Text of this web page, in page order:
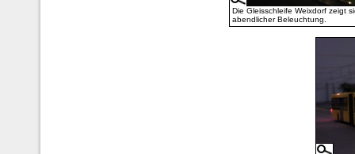
Die Gleisschleife Weixdorf zeigt
abendlicher Beleuchtung.